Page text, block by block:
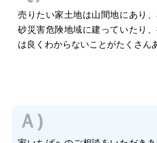
売りたい家土地は山間地にあり
砂災害危険地域に建っていたり
は良くわからないことがたくさん
Ａ)